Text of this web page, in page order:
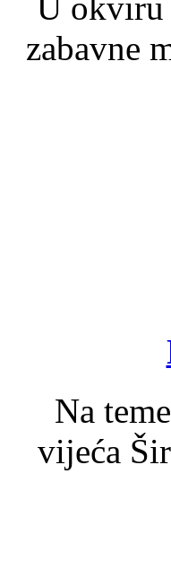
U okviru
zabavne
Na
vijeća